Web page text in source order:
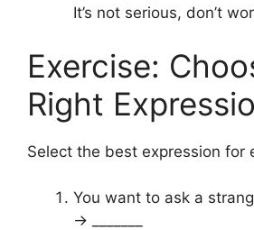
It’s not serious, don’t
Exercise:
Right
Select the best expression for
You want to ask a
→ _______